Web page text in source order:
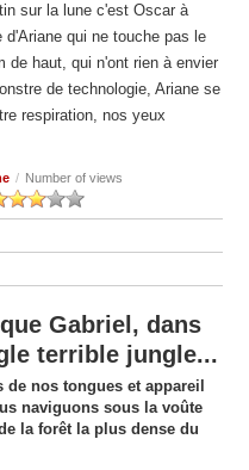
sur la lune c'est Oscar à
qui ne touche pas le
de haut, qui n'ont rien à envier
de technologie, Ariane se
respiration, nos yeux
/ Number of views
Gabriel, dans
terrible jungle...
de nos tongues et appareil
naviguons sous la voûte
la forêt la plus dense du